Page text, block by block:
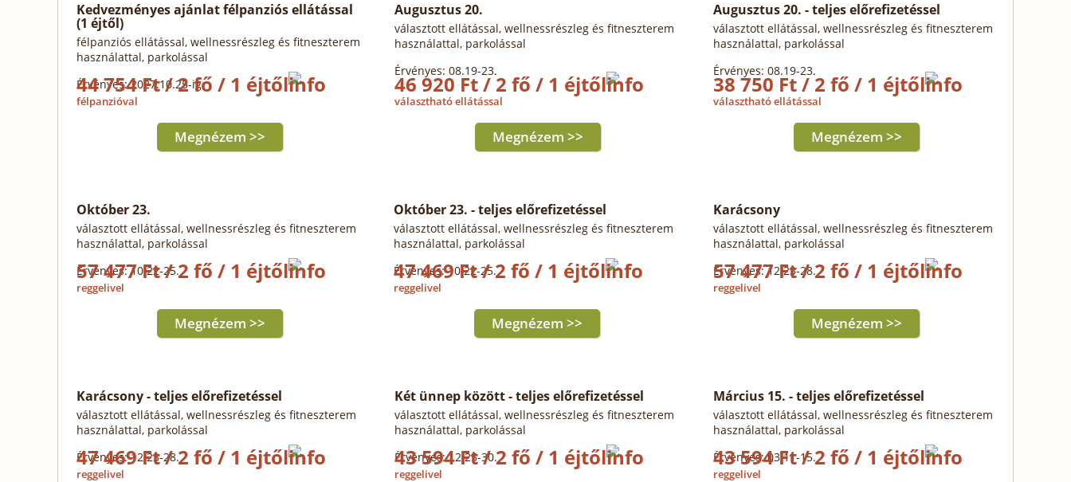
Kedvezményes ajánlat félpanziós ellátással
(1 éjtől)
félpanziós ellátással, wellnessrészleg és fitneszterem
használattal, parkolással
Érvényes: 2027.10.25-ig
44 754 Ft / 2 fő / 1 éjtől
félpanzióval
Megnézem >>
Augusztus 20.
választott ellátással, wellnessrészleg és fitneszterem
használattal, parkolással
Érvényes: 08.19-23.
46 920 Ft / 2 fő / 1 éjtől
választható ellátással
Megnézem >>
Augusztus 20. - teljes előrefizetéssel
választott ellátással, wellnessrészleg és fitneszterem
használattal, parkolással
Érvényes: 08.19-23.
38 750 Ft / 2 fő / 1 éjtől
választható ellátással
Megnézem >>
Október 23.
választott ellátással, wellnessrészleg és fitneszterem
használattal, parkolással
Érvényes: 10.22-25.
57 477 Ft / 2 fő / 1 éjtől
reggelivel
Megnézem >>
Október 23. - teljes előrefizetéssel
választott ellátással, wellnessrészleg és fitneszterem
használattal, parkolással
Érvényes: 10.22-25.
47 469 Ft / 2 fő / 1 éjtől
reggelivel
Megnézem >>
Karácsony
választott ellátással, wellnessrészleg és fitneszterem
használattal, parkolással
Érvényes: 12.23-28.
57 477 Ft / 2 fő / 1 éjtől
reggelivel
Megnézem >>
Karácsony - teljes előrefizetéssel
választott ellátással, wellnessrészleg és fitneszterem
használattal, parkolással
Érvényes: 12.23-28.
47 469 Ft / 2 fő / 1 éjtől
reggelivel
Két ünnep között - teljes előrefizetéssel
választott ellátással, wellnessrészleg és fitneszterem
használattal, parkolással
Érvényes: 12.25-30.
43 594 Ft / 2 fő / 1 éjtől
reggelivel
Március 15. - teljes előrefizetéssel
választott ellátással, wellnessrészleg és fitneszterem
használattal, parkolással
Érvényes: 03.11-15.
43 594 Ft / 2 fő / 1 éjtől
reggelivel